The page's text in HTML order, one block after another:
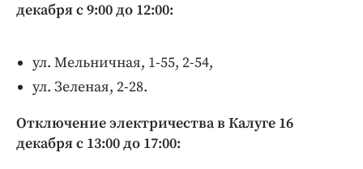
декабря с 9:00 до 12:00:
ул. Мельничная, 1-55, 2-54,
ул. Зеленая, 2-28.
Отключение электричества в Калуге 16
декабря с 13:00 до 17:00: